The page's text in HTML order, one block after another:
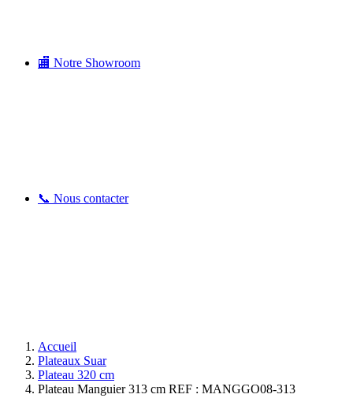
🏬 Notre Showroom
📞 Nous contacter
Accueil
Plateaux Suar
Plateau 320 cm
Plateau Manguier 313 cm REF : MANGGO08-313